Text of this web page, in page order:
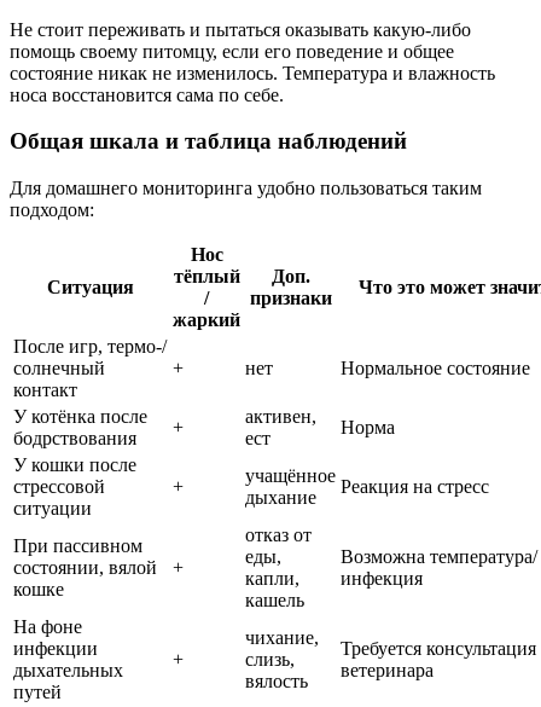
Не стоит переживать и пытаться оказывать какую-либо
помощь своему питомцу, если его поведение и общее
состояние никак не изменилось. Температура и влажность
носа восстановится сама по себе.
Общая шкала и таблица наблюдений
Для домашнего мониторинга удобно пользоваться таким
подходом:
Ситуация
Нос
тёплый
/
жаркий
Доп.
признаки
Что это может
После игр, термо-/
солнечный
контакт
+ нет Нормальное состояние
У котёнка после
бодрствования
+
активен,
ест
Норма
У кошки после
стрессовой
ситуации
+
учащённое
дыхание
Реакция на стресс
При пассивном
состоянии, вялой
кошке
+
отказ от
еды,
капли,
кашель
Возможна температура/
инфекция
На фоне
инфекции
дыхательных
путей
+
чихание,
слизь,
вялость
Требуется консультация
ветеринара